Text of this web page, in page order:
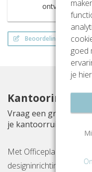
ontvangen!
Beoordeling schrijven
Vraag een gratis
je kantoorruimte aan
Met Officeplanner
goed
je